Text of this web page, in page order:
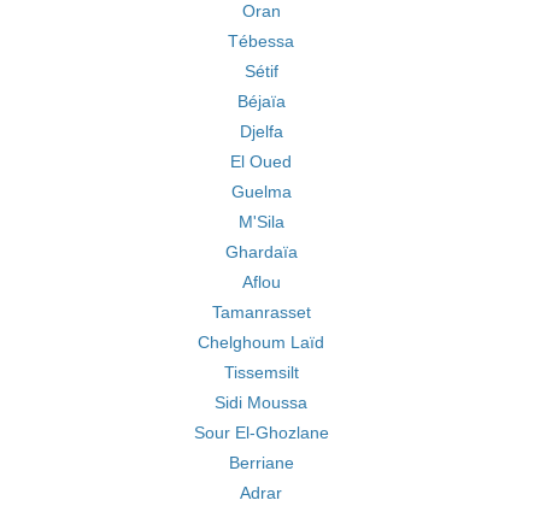
Oran
Tébessa
Sétif
Béjaïa
Djelfa
El Oued
Guelma
M'Sila
Ghardaïa
Aflou
Tamanrasset
Chelghoum Laïd
Tissemsilt
Sidi Moussa
Sour El-Ghozlane
Berriane
Adrar